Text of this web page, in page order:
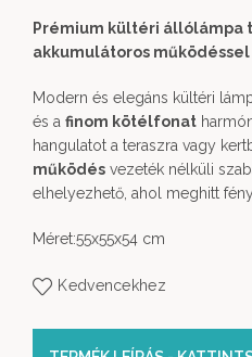
Prémium kültéri állólámpa
akkumulátoros működéssel
Modern és elegáns kültéri
és a finom kötélfonat
hangulatot a teraszra vagy
működés vezeték nélküli
elhelyezhető, ahol meghitt
Méret:55x55x54 cm
Kedvencekhez